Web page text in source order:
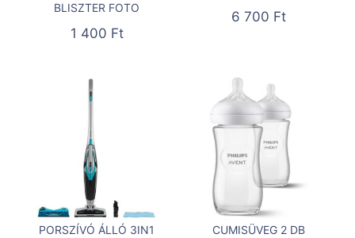
BLISZTER FOTO
1 400 Ft
6 700 Ft
PORSZÍVÓ ÁLLÓ 3IN1 CUMISÜVEG 2 DB